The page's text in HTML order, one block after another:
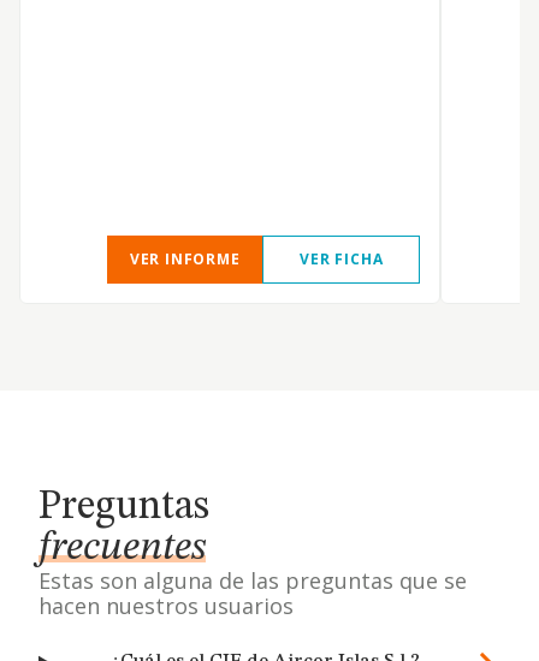
VER INFORME VER FICHA
Preguntas
frecuentes
Estas son alguna de las preguntas que se
hacen nuestros usuarios